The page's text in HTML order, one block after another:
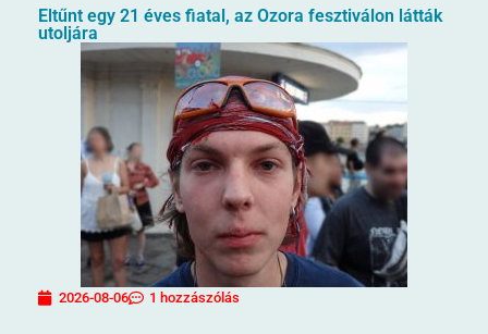
Eltűnt egy 21 éves fiatal, az Ozora fesztiválon látták
utoljára
2026-08-06 1 hozzászólás